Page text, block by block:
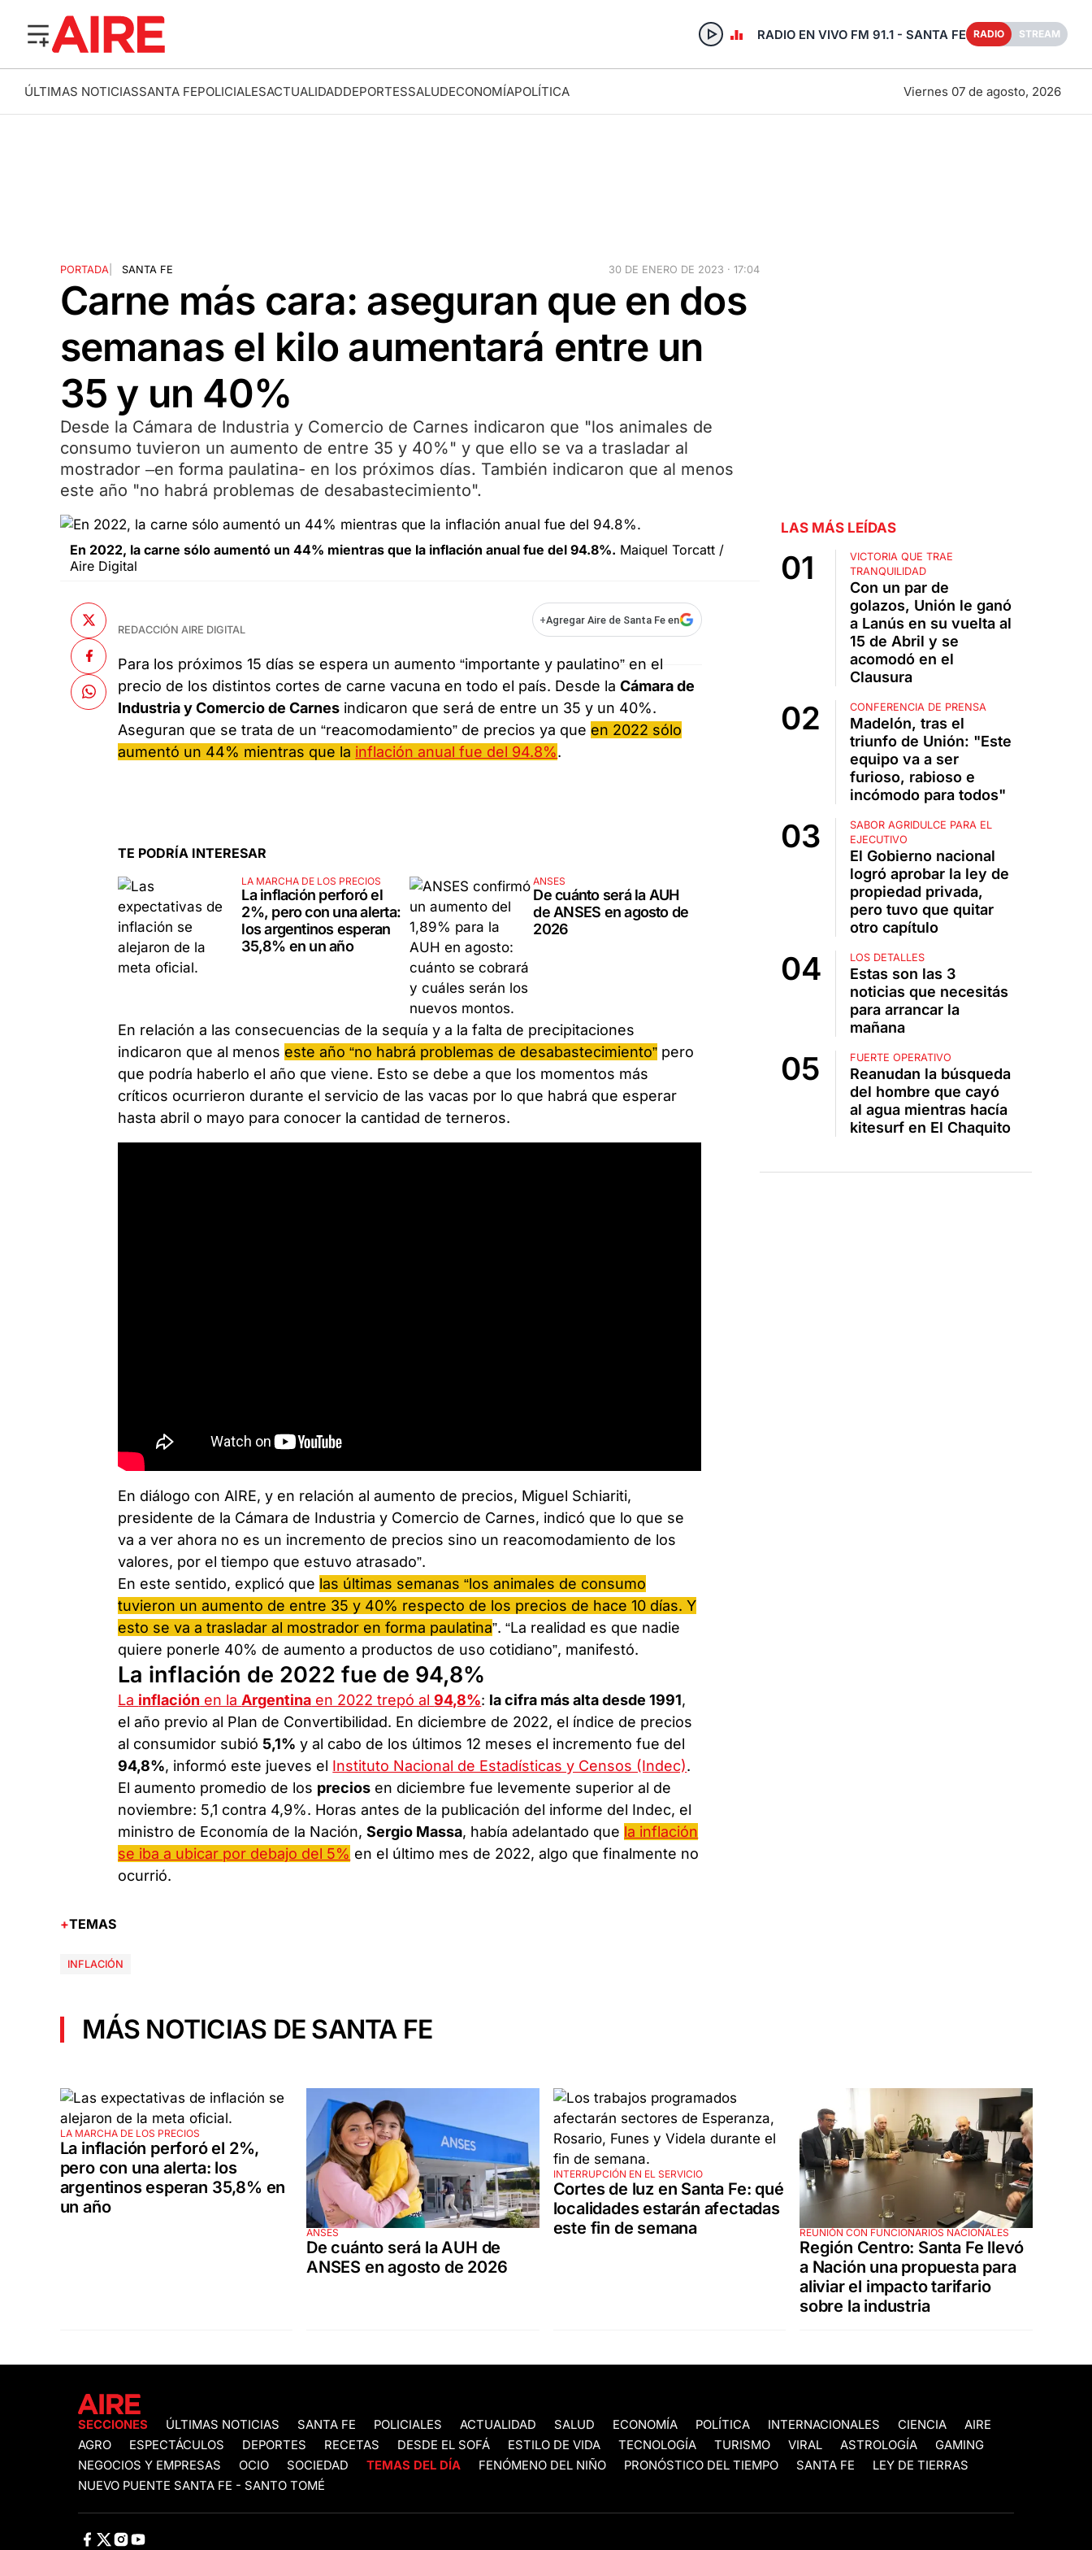
RADIO EN VIVO FM 91.1 - SANTA FE RADIO STREAM
ÚLTIMAS NOTICIASSANTA FEPOLICIALESACTUALIDADDEPORTESSALUDECONOMÍAPOLÍTICA Viernes 07 de agosto, 2026
PORTADA| SANTA FE 30 DE ENERO DE 2023 · 17:04
Carne más cara: aseguran que en dos
semanas el kilo aumentará entre un
35 y un 40%
Desde la Cámara de Industria y Comercio de Carnes indicaron que "los animales de
consumo tuvieron un aumento de entre 35 y 40%" y que ello se va a trasladar al
mostrador –en forma paulatina- en los próximos días. También indicaron que al menos
este año "no habrá problemas de desabastecimiento".
En 2022, la carne sólo aumentó un 44% mientras que la inflación anual fue del 94.8%. Maiquel Torcatt /
Aire Digital
REDACCIÓN AIRE DIGITAL
+Agregar Aire de Santa Fe en
Para los próximos 15 días se espera un aumento “importante y paulatino” en el
precio de los distintos cortes de carne vacuna en todo el país. Desde laCámara de
Industria y Comercio de Carnes indicaron que será de entre un 35 y un 40%.
Aseguran que se trata de un “reacomodamiento” de precios ya que en 2022 sólo
aumentó un 44% mientras que la inflación anual fue del 94.8%.
TE PODRÍA INTERESAR
LA MARCHA DE LOS PRECIOS
La inflación perforó el
2%, pero con una alerta:
los argentinos esperan
35,8% en un año
ANSES
De cuánto será la AUH
de ANSES en agosto de
2026
En relación a las consecuencias de la sequía y a la falta de precipitaciones
indicaron que al menos este año “no habrá problemas de desabastecimiento” pero
que podría haberlo el año que viene. Esto se debe a que los momentos más
críticos ocurrieron durante el servicio de las vacas por lo que habrá que esperar
hasta abril o mayo para conocer la cantidad de terneros.
En diálogo con AIRE, y en relación al aumento de precios, Miguel Schiariti,
presidente de la Cámara de Industria y Comercio de Carnes, indicó que lo que se
va a ver ahora no es un incremento de precios sino un reacomodamiento de los
valores, por el tiempo que estuvo atrasado”.
En este sentido, explicó que las últimas semanas “los animales de consumo
tuvieron un aumento de entre 35 y 40% respecto de los precios de hace 10 días. Y
esto se va a trasladar al mostrador en forma paulatina”. “La realidad es que nadie
quiere ponerle 40% de aumento a productos de uso cotidiano”, manifestó.
La inflación de 2022 fue de 94,8%
La inflación en la Argentina en 2022 trepó al94,8%: la cifra más alta desde 1991,
el año previo al Plan de Convertibilidad. En diciembre de 2022, el índice de precios
al consumidor subió 5,1% y al cabo de los últimos 12 meses el incremento fue del
94,8%, informó este jueves el Instituto Nacional de Estadísticas y Censos (Indec).
El aumento promedio de los precios en diciembre fue levemente superior al de
noviembre: 5,1 contra 4,9%. Horas antes de la publicación del informe del Indec, el
ministro de Economía de la Nación,Sergio Massa, había adelantado que la inflación
se iba a ubicar por debajo del 5% en el último mes de 2022, algo que finalmente no
ocurrió.
LAS MÁS LEÍDAS
VICTORIA QUE TRAE
TRANQUILIDAD
Con un par de
golazos, Unión le ganó
a Lanús en su vuelta al
15 de Abril y se
acomodó en el
Clausura
CONFERENCIA DE PRENSA
Madelón, tras el
triunfo de Unión: "Este
equipo va a ser
furioso, rabioso e
incómodo para todos"
SABOR AGRIDULCE PARA EL
EJECUTIVO
El Gobierno nacional
logró aprobar la ley de
propiedad privada,
pero tuvo que quitar
otro capítulo
LOS DETALLES
Estas son las 3
noticias que necesitás
para arrancar la
mañana
FUERTE OPERATIVO
Reanudan la búsqueda
del hombre que cayó
al agua mientras hacía
kitesurf en El Chaquito
TEMAS
INFLACIÓN
MÁS NOTICIAS DE SANTA FE
LA MARCHA DE LOS PRECIOS
La inflación perforó el 2%,
pero con una alerta: los
argentinos esperan 35,8% en
un año
ANSES
De cuánto será la AUH de
ANSES en agosto de 2026
INTERRUPCIÓN EN EL SERVICIO
Cortes de luz en Santa Fe: qué
localidades estarán afectadas
este fin de semana
REUNIÓN CON FUNCIONARIOS NACIONALES
Región Centro: Santa Fe llevó
a Nación una propuesta para
aliviar el impacto tarifario
sobre la industria
SECCIONES ÚLTIMAS NOTICIAS SANTA FE POLICIALES ACTUALIDAD SALUD ECONOMÍA POLÍTICA INTERNACIONALES CIENCIA
AIRE
AGRO
ESPECTÁCULOS DEPORTES RECETAS DESDE EL SOFÁ ESTILO DE VIDA TECNOLOGÍA TURISMO VIRAL ASTROLOGÍA
GAMING
NEGOCIOS Y EMPRESAS
OCIO SOCIEDAD TEMAS DEL DÍA FENÓMENO DEL NIÑO PRONÓSTICO DEL TIEMPO SANTA FE
LEY DE TIERRAS
NUEVO PUENTE SANTA FE - SANTO TOMÉ